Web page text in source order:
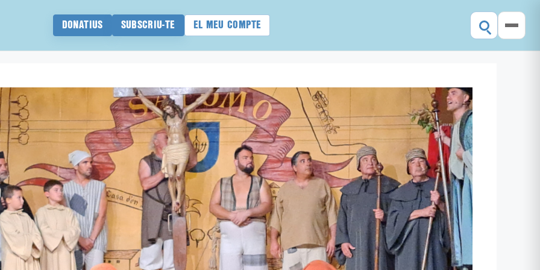
DONATIUS SUBSCRIU-TE EL MEU COMPTE